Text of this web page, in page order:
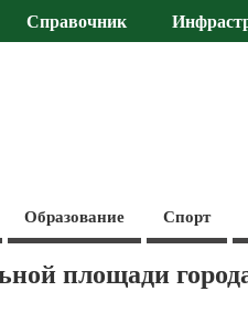
Справочник
Образование Спорт
площади